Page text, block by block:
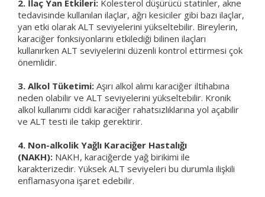
2. İlaç Yan Etkileri: Kolesterol düşürücü statinler, akne
tedavisinde kullanılan ilaçlar, ağrı kesiciler gibi bazı ilaçlar,
yan etki olarak ALT seviyelerini yükseltebilir. Bireylerin,
karaciğer fonksiyonlarını etkilediği bilinen ilaçları
kullanırken ALT seviyelerini düzenli kontrol ettirmesi çok
önemlidir.
3. Alkol Tüketimi: Aşırı alkol alımı karaciğer iltihabına
neden olabilir ve ALT seviyelerini yükseltebilir. Kronik
alkol kullanımı ciddi karaciğer rahatsızlıklarına yol açabilir
ve ALT testi ile takip gerektirir.
4. Non-alkolik Yağlı Karaciğer Hastalığı
(NAKH): NAKH, karaciğerde yağ birikimi ile
karakterizedir. Yüksek ALT seviyeleri bu durumla ilişkili
enflamasyona işaret edebilir.